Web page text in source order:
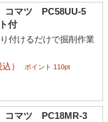
コマツ PC58UU-5
付
付けるだけで掘削作業
込） ポイント 110pt
コマツ PC18MR-3